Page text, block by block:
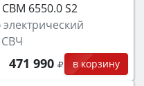
6550.0 S2
471 990 в корзину